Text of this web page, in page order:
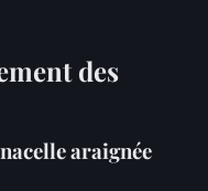
des
araignée